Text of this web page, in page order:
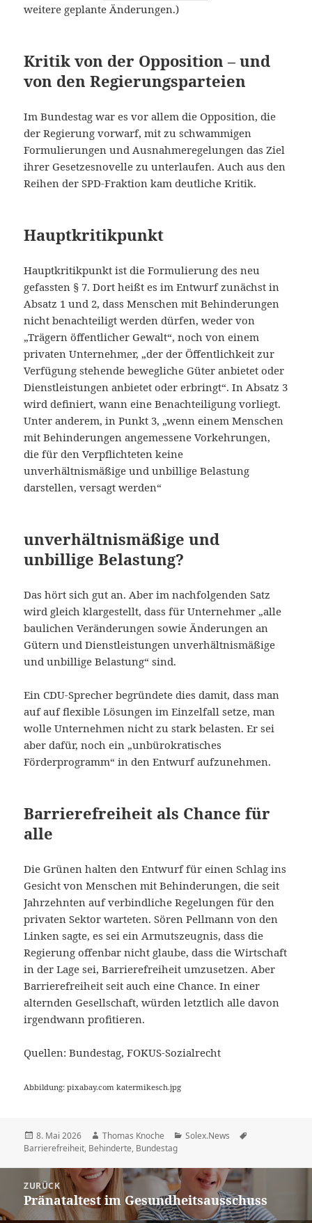
weitere geplante Änderungen.)
Kritik von der Opposition – und
von den Regierungsparteien
Im Bundestag war es vor allem die Opposition, die
der Regierung vorwarf, mit zu schwammigen
Formulierungen und Ausnahmeregelungen das Ziel
ihrer Gesetzesnovelle zu unterlaufen. Auch aus den
Reihen der SPD-Fraktion kam deutliche Kritik.
Hauptkritikpunkt
Hauptkritikpunkt ist die Formulierung des neu
gefassten § 7. Dort heißt es im Entwurf zunächst in
Absatz 1 und 2, dass Menschen mit Behinderungen
nicht benachteiligt werden dürfen, weder von
„Trägern öffentlicher Gewalt“, noch von einem
privaten Unternehmer, „der der Öffentlichkeit zur
Verfügung stehende bewegliche Güter anbietet oder
Dienstleistungen anbietet oder erbringt“. In Absatz 3
wird definiert, wann eine Benachteiligung vorliegt.
Unter anderem, in Punkt 3, „wenn einem Menschen
mit Behinderungen angemessene Vorkehrungen,
die für den Verpflichteten keine
unverhältnismäßige und unbillige Belastung
darstellen, versagt werden“
unverhältnismäßige und
unbillige Belastung?
Das hört sich gut an. Aber im nachfolgenden Satz
wird gleich klargestellt, dass für Unternehmer „alle
baulichen Veränderungen sowie Änderungen an
Gütern und Dienstleistungen unverhältnismäßige
und unbillige Belastung“ sind.
Ein CDU-Sprecher begründete dies damit, dass man
auf auf flexible Lösungen im Einzelfall setze, man
wolle Unternehmen nicht zu stark belasten. Er sei
aber dafür, noch ein „unbürokratisches
Förderprogramm“ in den Entwurf aufzunehmen.
Barrierefreiheit als Chance für
alle
Die Grünen halten den Entwurf für einen Schlag ins
Gesicht von Menschen mit Behinderungen, die seit
Jahrzehnten auf verbindliche Regelungen für den
privaten Sektor warteten. Sören Pellmann von den
Linken sagte, es sei ein Armutszeugnis, dass die
Regierung offenbar nicht glaube, dass die Wirtschaft
in der Lage sei, Barrierefreiheit umzusetzen. Aber
Barrierefreiheit seit auch eine Chance. In einer
alternden Gesellschaft, würden letztlich alle davon
irgendwann profitieren.
Quellen: Bundestag, FOKUS-Sozialrecht
Abbildung: pixabay.com katermikesch.jpg
Veröffentlicht
am
8. Mai 2026 Autor
Thomas Knoche Kategorien
Solex.News
Barrierefreiheit, Behinderte, Bundestag
Beitragsnavigation
ZURÜCK
Vorheriger
Beitrag:
Pränataltest im Gesundheitsausschuss